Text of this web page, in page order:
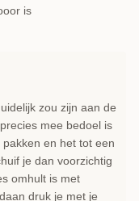
is
zou zijn aan de
mee bedoel is
en het tot een
je dan voorzichtig
omhult is met
druk je met je